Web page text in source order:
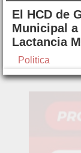
El HCD de
Municipal a
Lactancia
Politica